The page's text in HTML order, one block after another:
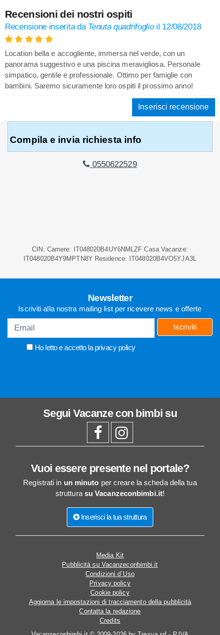
Recensioni dei nostri ospiti
Recensione inserita da Tenuta quadrifoglioil 12/08/2018
Location bella e accogliente, immersa nel verde, con un
panorama suggestivo e una piscina meravigliosa. Personale
simpatico, gentile e professionale. Ottimo per famiglie con
bambini. Saremo sicuramente loro ospiti il prossimo anno!
Inserisci recensione
Compila e invia richiesta info
0550622529
CIN: Camere: IT048020B4UY6NMLZF Casa Vacanze:
IT048020B4Y9MPTN8Y Residence: IT048020B4VO5YJA3L
Newsletter
Iscriviti alla nostra mailing list per ricevere news e offerte
Ho letto e accetto la privacy policy
Iscriviti
Segui Vacanze con bimbi su
Vuoi essere presente nel portale?
Registrati in un minuto per creare la scheda della tua
struttura su Vacanzeconbimbi.it!
Inserisci la tua struttura
Media Kit
Pubblicità su Vacanzeconbimbi.it
Condizioni d´Uso
Privacy policy
Cookie policy
Aggiorna le impostazioni di tracciamento della pubblicità
Contatta la redazione
Credits